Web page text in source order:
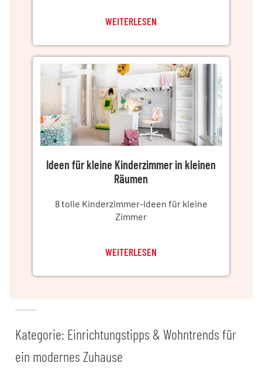
WEITERLESEN
Ideen für kleine Kinderzimmer in kleinen
Räumen
8 tolle Kinderzimmer-Ideen für kleine
Zimmer
WEITERLESEN
Kategorie: Einrichtungstipps & Wohntrends für
ein modernes Zuhause